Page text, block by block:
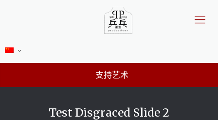
支持艺术
Test Disgraced Slide 2